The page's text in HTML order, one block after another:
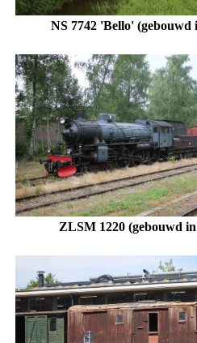
NS 7742 'Bello' (gebouwd
ZLSM 1220 (gebouwd